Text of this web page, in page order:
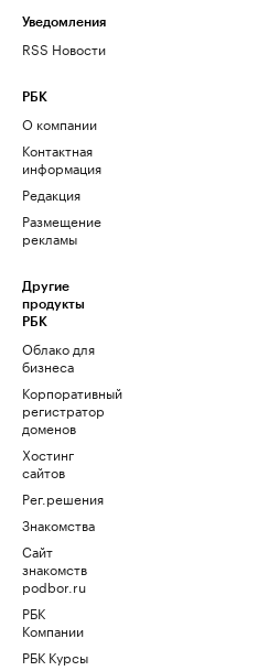
Уведомления
RSS Новости
РБК
О компании
Контактная
информация
Редакция
Размещение
рекламы
Другие
продукты
РБК
Облако для
бизнеса
Корпоративный
регистратор
доменов
Хостинг
сайтов
Рег.решения
Знакомства
Сайт
знакомств
podbor.ru
РБК
Компании
РБК Курсы